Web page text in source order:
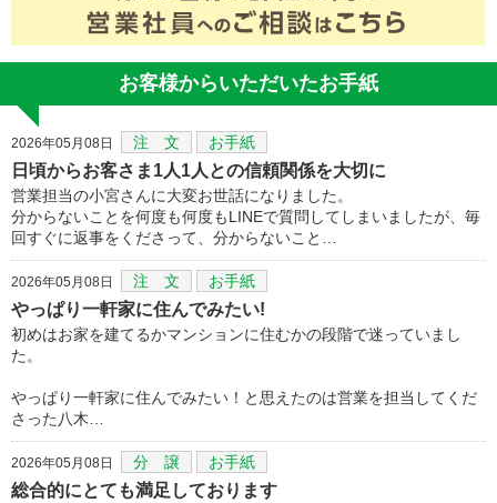
お客様からいただいたお手紙
2026年05月08日 注 文 お手紙
日頃からお客さま1人1人との信頼関係を大切に
営業担当の小宮さんに大変お世話になりました。
分からないことを何度も何度もLINEで質問してしまいましたが、毎
回すぐに返事をくださって、分からないこと…
2026年05月08日 注 文 お手紙
やっぱり一軒家に住んでみたい!
初めはお家を建てるかマンションに住むかの段階で迷っていまし
た。
やっぱり一軒家に住んでみたい！と思えたのは営業を担当してくだ
さった八木…
2026年05月08日 分 譲 お手紙
総合的にとても満足しております